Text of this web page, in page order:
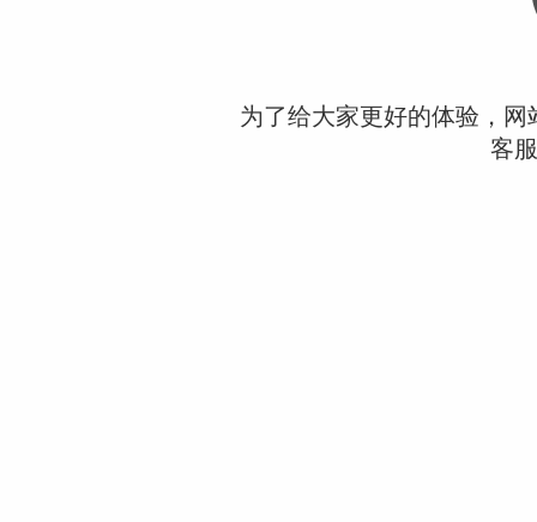
为了给大家更好的体验，
客